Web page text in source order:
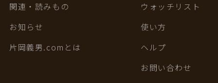
関連・読みもの
お知らせ
片岡義男.comとは
ウォッチリスト
使い方
ヘルプ
お問い合わせ